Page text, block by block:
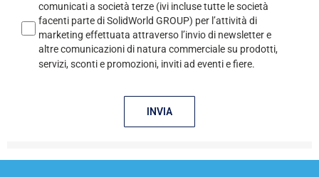
comunicati a società terze (ivi incluse tutte le società
facenti parte di SolidWorld GROUP) per l’attività di
marketing effettuata attraverso l’invio di newsletter e
altre comunicazioni di natura commerciale su prodotti,
servizi, sconti e promozioni, inviti ad eventi e fiere.
INVIA